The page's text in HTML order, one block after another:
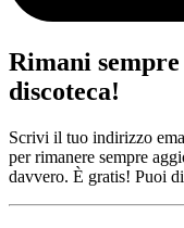
Rimani
discoteca!
Scrivi il tuo indirizzo
per rimanere sempre
davvero. È gratis! Puoi